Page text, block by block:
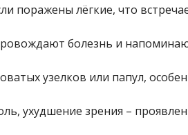
поражены лёгкие, что
болезнь и
узелков или папул,
ухудшение зрения –